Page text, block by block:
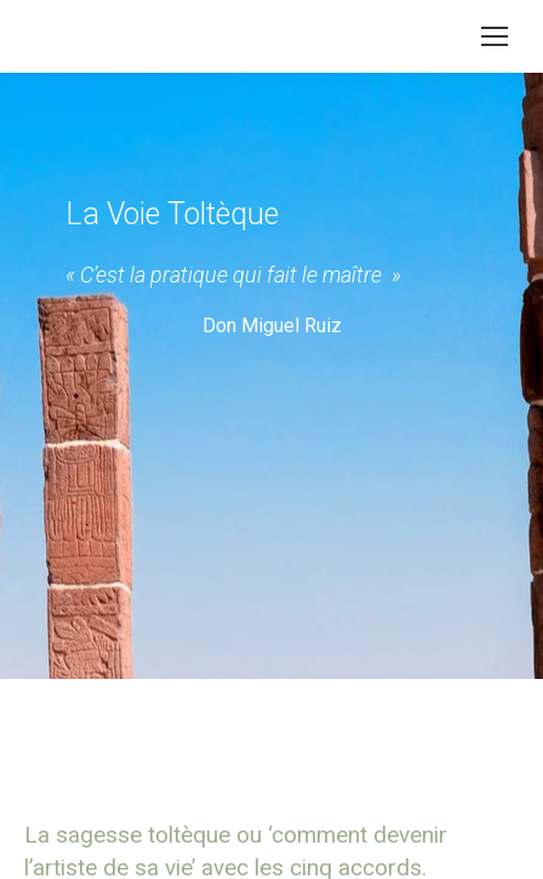
La Voie Toltèque
« C’est la pratique qui fait le maître »
Don Miguel Ruiz
La sagesse toltèque ou ‘comment devenir
l’artiste de sa vie’ avec les cinq accords.